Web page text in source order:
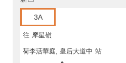
3A
往 摩星嶺
荷李活華庭, 皇后大道中 站